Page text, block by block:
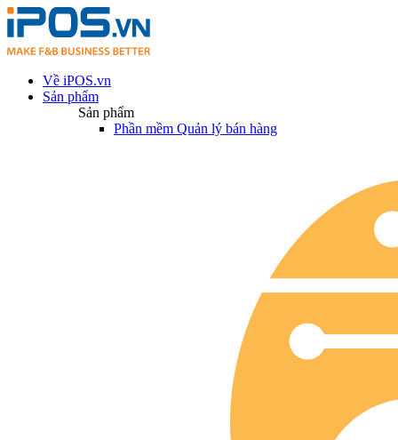
Về iPOS.vn
Sản phẩm
Sản phẩm
Phần mềm Quản lý bán hàng